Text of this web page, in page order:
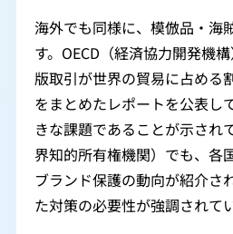
海外でも同様に、模倣品・
す。OECD（経済協力開発機
版取引が世界の貿易に占め
をまとめたレポートを公表
きな課題であることが示され
界知的所有権機関）でも、
ブランド保護の動向が紹介
た対策の必要性が強調されて